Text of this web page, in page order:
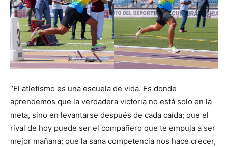
“El atletismo es una escuela de vida. Es donde
aprendemos que la verdadera victoria no está solo en la
meta, sino en levantarse después de cada caída; que el
rival de hoy puede ser el compañero que te empuja a ser
mejor mañana; que la sana competencia nos hace crecer,